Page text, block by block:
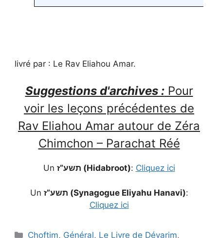
livré par : Le Rav Eliahou Amar.
Suggestions d'archives :Pour
voir les leçons précédentes de
Rav Eliahou Amar autour de Zéra
Chimchon – Parachat Réé
Un תשע”ז (Hidabroot): Cliquez ici
Un תשע”ז (Synagogue Eliyahu Hanavi):
Cliquez ici
Choftim, Général, Le Livre de Dévarim,